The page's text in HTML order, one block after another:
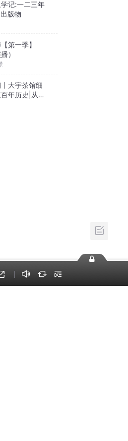
记:一二三年
版物
第一季】
）
大宇茶馆细
年历史|从努
代皇帝溥仪|